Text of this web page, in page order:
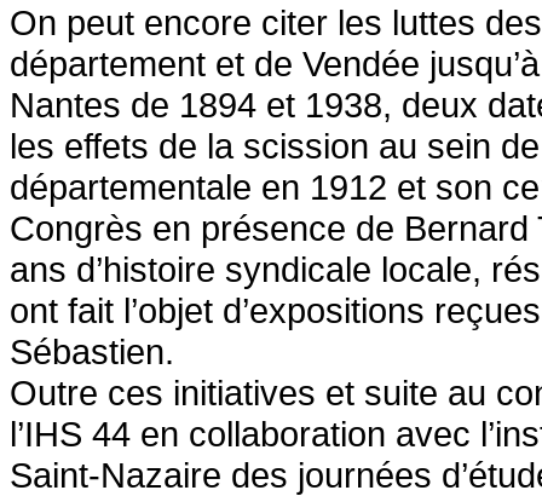
On peut encore citer les luttes
département et de Vendée
Nantes de 1894 et 1938, deux
les effets de la scission au sein
départementale en 1912 et son
Congrès en présence de
ans d’histoire syndicale locale,
ont fait l’objet d’expositions
Sébastien.
Outre ces initiatives et suite au
l’IHS 44 en collaboration avec
Saint-Nazaire des journées